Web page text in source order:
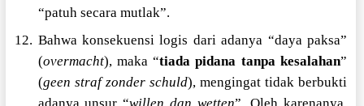
“patuh secara mutlak”.
12. Bahwa konsekuensi logis dari adanya “daya paksa”
(overmacht), maka “tiada pidana tanpa kesalahan”
(geen straf zonder schuld), mengingat tidak berbukti
adanya unsur “willen dan wetten”. Oleh karenanya,